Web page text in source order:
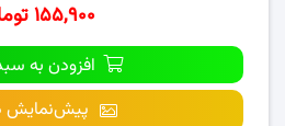
۱۵۵,۹۰۰ تومان
افزودن به
پیش‌نمایش